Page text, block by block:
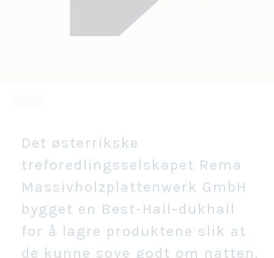
Det østerrikske
treforedlingsselskapet Rema
Massivholzplattenwerk GmbH
bygget en Best-Hall-dukhall
for å lagre produktene slik at
de kunne sove godt om natten,